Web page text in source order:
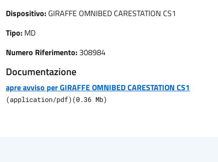
Dispositivo: GIRAFFE OMNIBED CARESTATION CS1
Tipo: MD
Numero Riferimento: 308984
Documentazione
apre avviso per GIRAFFE OMNIBED CARESTATION CS1
(application/pdf) (0.36 Mb)